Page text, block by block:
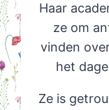
Haar
ze om
vinden
het
Ze is